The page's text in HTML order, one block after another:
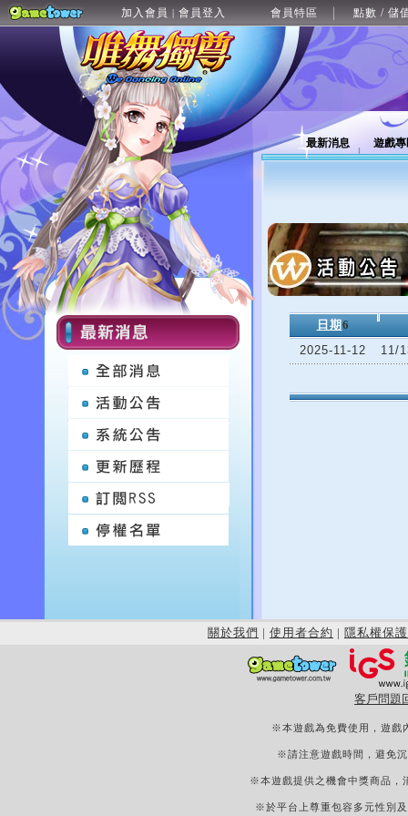
加入會員 | 會員登入 會員特區 點數 / 儲
最新消息 遊戲
日期 6
2025-11-12
11/
關於我們 | 使用者合約 | 隱私權保護
客戶問題
※本遊戲為免費使用，遊戲
※請注意遊戲時間，避免
※本遊戲提供之機會中獎商品，
※於平台上尊重包容多元性別